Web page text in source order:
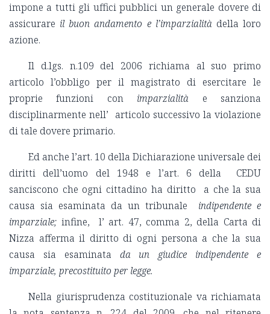
impone a tutti gli uffici pubblici un generale dovere di
assicurare il buon andamento e l’imparzialitàdella loro
azione.
Il d.lgs. n.109 del 2006 richiama al suo primo
articolo l’obbligo per il magistrato di esercitare le
proprie funzioni con imparzialità e sanziona
disciplinarmente nell’ articolo successivo la violazione
di tale dovere primario.
Ed anche l’art. 10 della Dichiarazione universale dei
diritti dell’uomo del 1948 e l’art. 6 della CEDU
sanciscono che ogni cittadino ha diritto a che la sua
causa sia esaminata da un tribunale indipendente e
imparziale; infine, l’ art. 47, comma 2, della Carta di
Nizza afferma il diritto di ogni persona a che la sua
causa sia esaminata da un giudice indipendente e
imparziale, precostituito per legge.
Nella giurisprudenza costituzionale va richiamata